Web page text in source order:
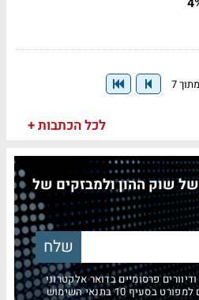
לכל הכתבות +
שוק ההון ולמבזקים של
פרסומיים בדואר אלקטרוני
10 בתנאי השימוש